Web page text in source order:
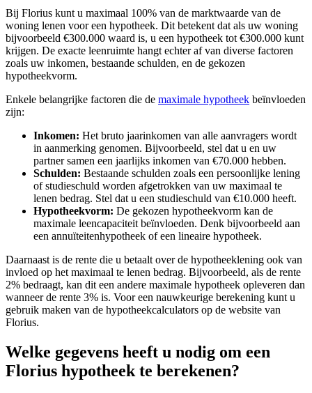
Bij Florius kunt u maximaal 100% van de marktwaarde van de
woning lenen voor een hypotheek. Dit betekent dat als uw woning
bijvoorbeeld €300.000 waard is, u een hypotheek tot €300.000 kunt
krijgen. De exacte leenruimte hangt echter af van diverse factoren
zoals uw inkomen, bestaande schulden, en de gekozen
hypotheekvorm.
Enkele belangrijke factoren die de maximale hypotheek beïnvloeden
zijn:
Inkomen: Het bruto jaarinkomen van alle aanvragers wordt
in aanmerking genomen. Bijvoorbeeld, stel dat u en uw
partner samen een jaarlijks inkomen van €70.000 hebben.
Schulden: Bestaande schulden zoals een persoonlijke lening
of studieschuld worden afgetrokken van uw maximaal te
lenen bedrag. Stel dat u een studieschuld van €10.000 heeft.
Hypotheekvorm: De gekozen hypotheekvorm kan de
maximale leencapaciteit beïnvloeden. Denk bijvoorbeeld aan
een annuïteitenhypotheek of een lineaire hypotheek.
Daarnaast is de rente die u betaalt over de hypotheeklening ook van
invloed op het maximaal te lenen bedrag. Bijvoorbeeld, als de rente
2% bedraagt, kan dit een andere maximale hypotheek opleveren dan
wanneer de rente 3% is. Voor een nauwkeurige berekening kunt u
gebruik maken van de hypotheekcalculators op de website van
Florius.
Welke gegevens heeft u nodig om een
Florius hypotheek te berekenen?